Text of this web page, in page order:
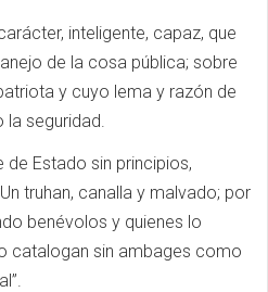
inteligente, capaz, que
de la cosa pública; sobre
y cuyo lema y razón de
seguridad.
de Estado sin principios,
truhan, canalla y malvado; por
benévolos y quienes lo
catalogan sin ambages como